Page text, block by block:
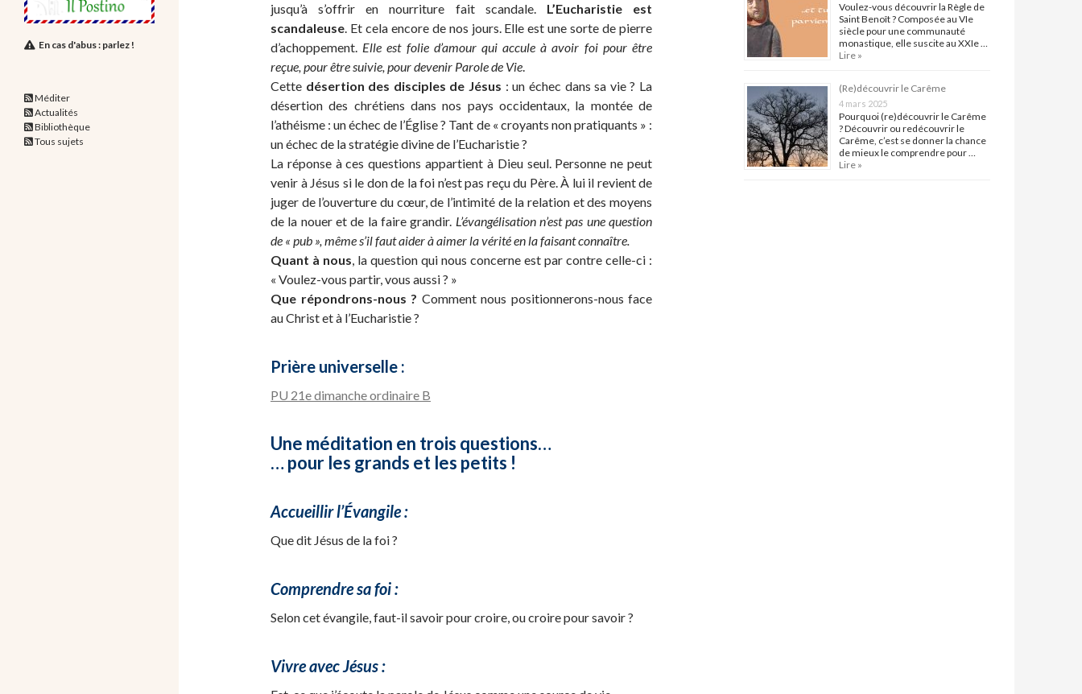
jusqu’à s’offrir en nourriture fait scandale. L’Eucharistie est
scandaleuse. Et cela encore de nos jours. Elle est une sorte de pierre
d’achoppement. Elle est folie d’amour qui accule à avoir foi pour être
reçue, pour être suivie, pour devenir Parole de Vie.
Cette désertion des disciples de Jésus : un échec dans sa vie ? La
désertion des chrétiens dans nos pays occidentaux, la montée de
l’athéisme : un échec de l’Église ? Tant de « croyants non pratiquants » :
un échec de la stratégie divine de l’Eucharistie ?
La réponse à ces questions appartient à Dieu seul. Personne ne peut
venir à Jésus si le don de la foi n’est pas reçu du Père. À lui il revient de
juger de l’ouverture du cœur, de l’intimité de la relation et des moyens
de la nouer et de la faire grandir. L’évangélisation n’est pas une question
de « pub », même s’il faut aider à aimer la vérité en la faisant connaître.
Quant à nous, la question qui nous concerne est par contre celle-ci :
« Voulez-vous partir, vous aussi ? »
Que répondrons-nous ? Comment nous positionnerons-nous face
au Christ et à l’Eucharistie ?
Prière universelle :
PU 21e dimanche ordinaire B
Une méditation en trois questions…
… pour les grands et les petits !
Accueillir l’Évangile :
Que dit Jésus de la foi ?
Comprendre sa foi :
Selon cet évangile, faut-il savoir pour croire, ou croire pour savoir ?
Vivre avec Jésus :
Voulez-vous découvrir la Règle de
Saint Benoît ? Composée au VIe
siècle pour une communauté
monastique, elle suscite au XXIe …
Lire »
(Re)découvrir le Carême
4 mars 2025
Pourquoi (re)découvrir le Carême
? Découvrir ou redécouvrir le
Carême, c’est se donner la chance
de mieux le comprendre pour …
Lire »
En cas d'abus : parlez !
Méditer
Actualités
Bibliothèque
Tous sujets